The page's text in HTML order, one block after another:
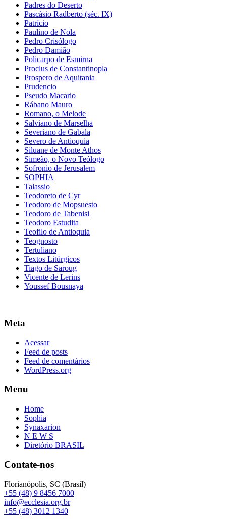
Padres do Deserto
Pascásio Radberto (séc. IX)
Patrício
Paulino de Nola
Pedro Crisólogo
Pedro Damião
Policarpo de Esmirna
Proclus de Constantinopla
Prospero de Aquitania
Prudencio
Pseudo Macario
Rábano Mauro
Romano, o Melode
Salviano de Marselha
Severiano de Gabala
Severo de Antioquia
Siluane de Monte Athos
Simeão, o Novo Teólogo
Sofronio de Jerusalem
SOPHIA
Talassio
Teodoreto de Cyr
Teodoro de Mopsuesto
Teodoro de Tabenisi
Teodoro Estudita
Teofilo de Antioquia
Teognosto
Tertuliano
Textos Litúrgicos
Tiago de Saroug
Vicente de Lerins
Youssef Bousnaya
Meta
Acessar
Feed de posts
Feed de comentários
WordPress.org
Menu
Home
Sophia
Synaxarion
N E W S
Diretório BRASIL
Contate-nos
Florianópolis, SC (Brasil)
+55 (48) 9 8456 7000
info@ecclesia.org.br
+55 (48) 3012 1340